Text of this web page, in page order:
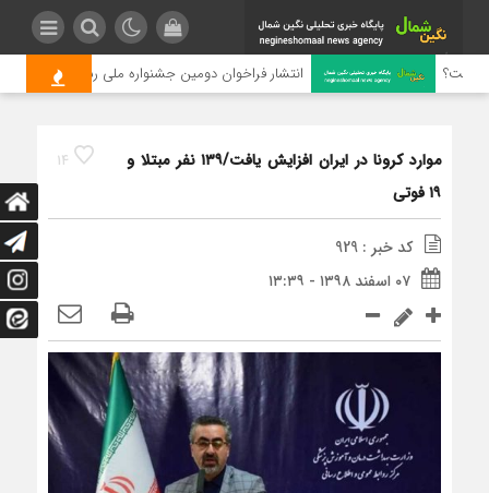
انتشار فراخوان دومین جشنواره ملی رسانه‌ای چای
14
موارد کرونا در ایران افزایش یافت/۱۳۹ نفر مبتلا و
۱۹ فوتی
کد خبر : 929
۰۷ اسفند ۱۳۹۸ - ۱۳:۳۹